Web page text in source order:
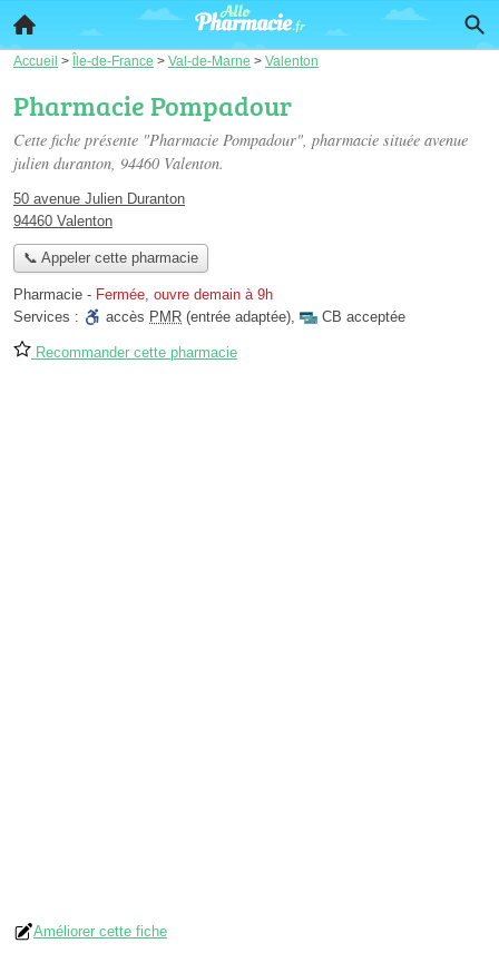
Accueil > Île-de-France > Val-de-Marne > Valenton
Pharmacie Pompadour
Cette fiche présente "Pharmacie Pompadour", pharmacie située avenue
julien duranton, 94460 Valenton.
50 avenue Julien Duranton
94460 Valenton
📞 Appeler cette pharmacie
Pharmacie - Fermée, ouvre demain à 9h
Services :
accès PMR (entrée adaptée), CB acceptée
Recommander cette pharmacie
Améliorer cette fiche